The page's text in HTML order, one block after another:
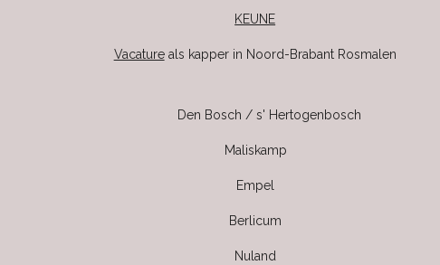
KEUNE
Vacatureals kapper in Noord-Brabant Rosmalen
Den Bosch / s' Hertogenbosch
Maliskamp
Empel
Berlicum
Nuland